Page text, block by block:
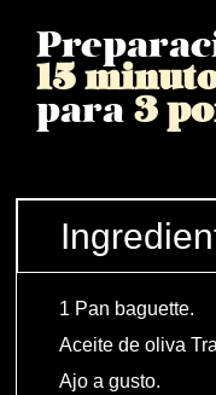
15
para 3
1 Pan baguette.
Aceite de oliva
Ajo a gusto.